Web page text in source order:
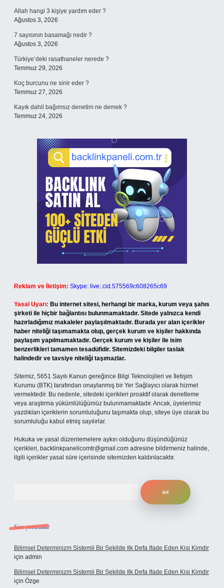
Allah hangi 3 kişiye yardım eder ?
Ağustos 3, 2026
7 sayısının basamağı nedir ?
Ağustos 3, 2026
Türkiye’deki rasathaneler nerede ?
Temmuz 29, 2026
Koç burcunu ne sinir eder ?
Temmuz 27, 2026
Kayık dahil bağımsız denetim ne demek ?
Temmuz 24, 2026
Reklam ve İletişim: Skype: live:.cid.575569c608265c69
Yasal Uyarı: Bu internet sitesi, herhangi bir marka, kurum veya şahıs
şirketi ile hiçbir bağlantısı bulunmamaktadır. Sitede yalnızca kendi
hazırladığımız makaleler paylaşılmaktadır. Burada yer alan içerikler
haber niteliği taşımamakta olup, gerçek kurum ve kişiler hakkında
paylaşım yapılmamaktadır. Gerçek kurum ve kişiler ile isim
benzerlikleri tamamen tesadüfidir. Sitemizdeki bilgiler taslak
halindedir ve tavsiye niteliği taşımazlar.
Sitemiz, 5651 Sayılı Kanun gereğince Bilgi Teknolojileri ve İletişim
Kurumu (BTK) tarafından onaylanmış bir Yer Sağlayıcı olarak hizmet
vermektedir. Bu nedenle, sitedeki içerikleri proaktif olarak denetleme
veya araştırma yükümlülüğümüz bulunmamaktadır. Ancak, üyelerimiz
yazdıkları içeriklerin sorumluluğunu taşımakta olup, siteye üye olarak bu
sorumluluğu kabul etmiş sayılırlar.
Hukuka ve yasal düzenlemelere aykırı olduğunu düşündüğünüz
içerikleri, backlinkpanelicomtr@gmail.com adresine bildirmeniz halinde,
ilgili içerikler yasal süre içerisinde sitemizden kaldırılacaktır.
Son yorumlar
Bilimsel Determinizm Sistemli Bir Şekilde Ilk Defa Ifade Eden Kişi Kimdir
için admin
Bilimsel Determinizm Sistemli Bir Şekilde Ilk Defa Ifade Eden Kişi Kimdir
için Özge